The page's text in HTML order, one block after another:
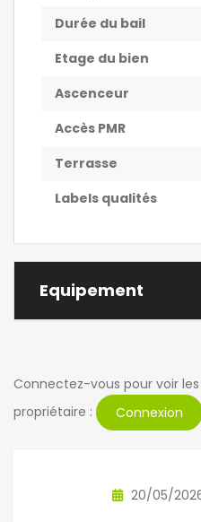
Durée du bail
Etage du bien
Ascenceur
Accès PMR
Terrasse
Labels qualités
Equipement
Connectez-vous pour voir
propriétaire :
Connexion
20/05/